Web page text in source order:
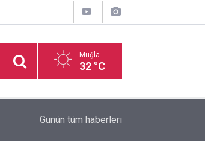
Muğla
32 °C
Pınaraltı Emekli Kafe hizmete açıldı
Günün tüm haberleri